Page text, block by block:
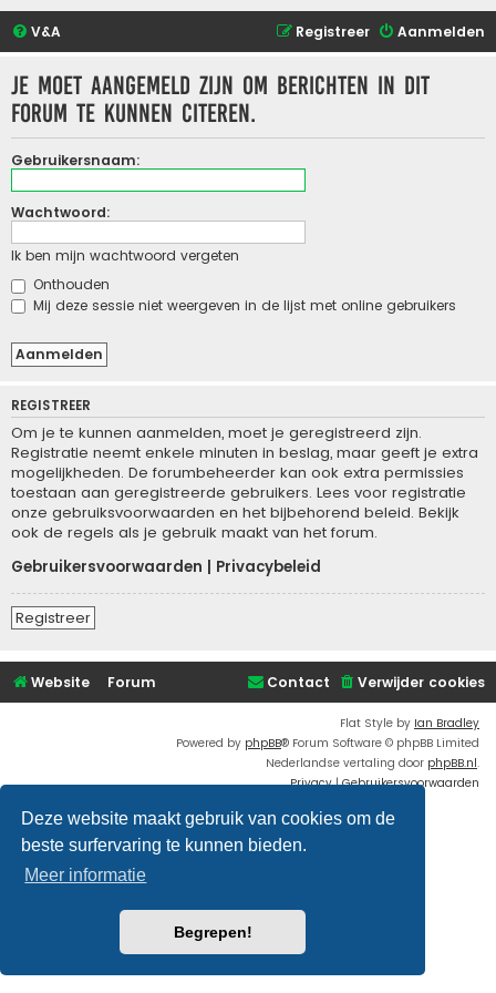
Deze website maakt gebruik van cookies om de
beste surfervaring te kunnen bieden.
Meer informatie
Begrepen!
V&A Aanmelden
Registreer
Je moet aangemeld zijn om berichten in dit
forum te kunnen citeren.
Gebruikersnaam:
Wachtwoord:
Ik ben mijn wachtwoord vergeten
Onthouden
Mij deze sessie niet weergeven in de lijst met online gebruikers
REGISTREER
Om je te kunnen aanmelden, moet je geregistreerd zijn.
Registratie neemt enkele minuten in beslag, maar geeft je extra
mogelijkheden. De forumbeheerder kan ook extra permissies
toestaan aan geregistreerde gebruikers. Lees voor registratie
onze gebruiksvoorwaarden en het bijbehorend beleid. Bekijk
ook de regels als je gebruik maakt van het forum.
Gebruikersvoorwaarden
Privacybeleid
Registreer
Website Forum Verwijder cookies
Contact
Flat Style by Ian Bradley
Powered by phpBB® Forum Software © phpBB Limited
Nederlandse vertaling door phpBB.nl.
Privacy|Gebruikersvoorwaarden